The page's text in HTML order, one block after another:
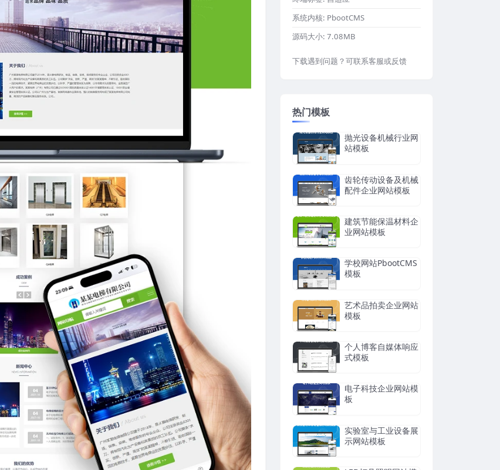
系统内核: PbootCMS
源码大小: 7.08MB
下载遇到问题？可联系客服或反馈
热门模板
抛光设备机械行业网
站模板
齿轮传动设备及机械
配件企业网站模板
建筑节能保温材料企
业网站模板
学校网站PbootCMS
模板
艺术品拍卖企业网站
模板
个人博客自媒体响应
式模板
电子科技企业网站模
板
实验室与工业设备展
示网站模板